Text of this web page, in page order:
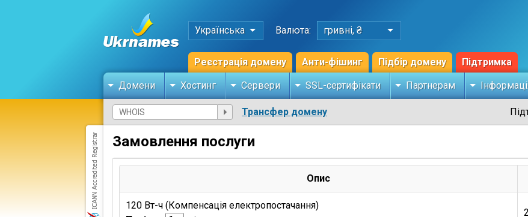
Українська Валюта: гривні, ₴
Реєстрація домену Анти-фішинг Підбір домену Підтримка
Домени Хостинг Сервери SSL-сертифікати Партнерам
Трансфер домену
Замовлення послуги
Опис
120 Вт-ч (Компенсація електропостачання)